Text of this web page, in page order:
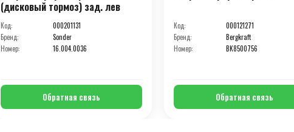
(дисковый тормоз) зад. лев
Код:
000201131
Бренд:
Sonder
Номер:
16.004.0036
Обратная связь
Код:
000121271
Бренд:
Bergkraft
Номер:
BK8500756
Обратная связь